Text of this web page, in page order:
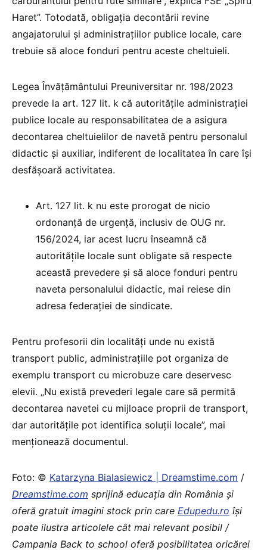
Haret”. Totodată, obligația decontării revine
angajatorului și administrațiilor publice locale, care
trebuie să aloce fonduri pentru aceste cheltuieli​.
Legea Învățământului Preuniversitar nr. 198/2023
prevede la art. 127 lit. k că autoritățile administrației
publice locale au responsabilitatea de a asigura
decontarea cheltuielilor de navetă pentru personalul
didactic și auxiliar, indiferent de localitatea în care își
desfășoară activitatea.
Art. 127 lit. k nu este prorogat de nicio
ordonanță de urgență, inclusiv de OUG nr.
156/2024, iar acest lucru înseamnă că
autoritățile locale sunt obligate să respecte
această prevedere și să aloce fonduri pentru
naveta personalului didactic, mai reiese din
adresa federației de sindicate.
Pentru profesorii din localități unde nu există
transport public, administrațiile pot organiza de
exemplu transport cu microbuze care deservesc
elevii. „Nu există prevederi legale care să permită
decontarea navetei cu mijloace proprii de transport,
dar autoritățile pot identifica soluții locale”, mai
menționează documentul​.
Foto: © Katarzyna Bialasiewicz | Dreamstime.com /
Dreamstime.com sprijină educaţia din România şi
oferă gratuit imagini stock prin care Edupedu.ro îşi
poate ilustra articolele cât mai relevant posibil /
Campania Back to school oferă posibilitatea oricărei